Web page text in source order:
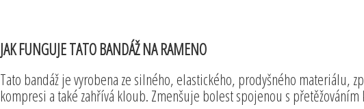
JAK FUNGUJE TATO BANDÁŽ NA RAMENO
Tato bandáž je vyrobena ze silného, elastického, prodyšného materiálu,
kompresi a také zahřívá kloub. Zmenšuje bolest spojenou s